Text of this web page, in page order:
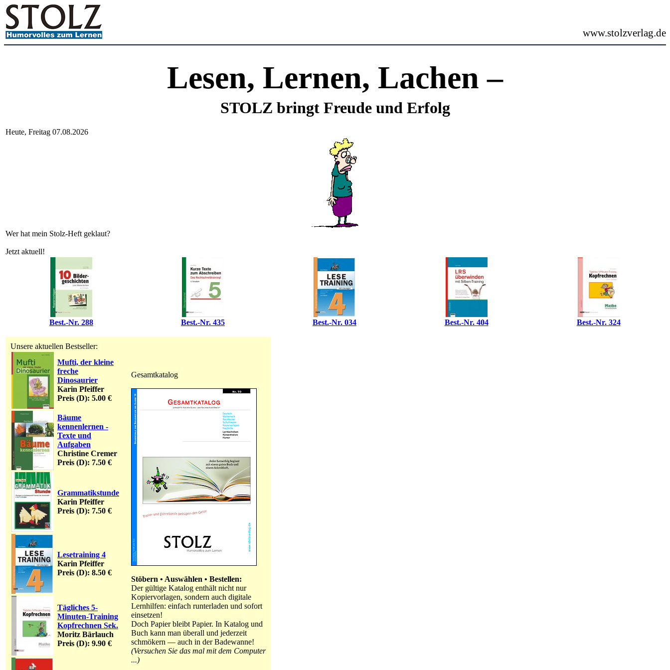
www.stolzverlag.de
Lesen, Lernen, Lachen –
STOLZ bringt Freude und Erfolg
Heute, Freitag 07.08.2026
Wer hat mein Stolz-Heft geklaut?
Jetzt aktuell!
Best.-Nr. 288 Best.-Nr. 435 Best.-Nr. 034 Best.-Nr. 404 Best.-Nr. 324
Unsere aktuellen Bestseller:
Mufti, der kleine
freche
Dinosaurier
Karin Pfeiffer
Preis (D): 5.00 €
Bäume
kennenlernen -
Texte und
Aufgaben
Christine Cremer
Preis (D): 7.50 €
Grammatikstunde
Karin Pfeiffer
Preis (D): 7.50 €
Lesetraining 4
Karin Pfeiffer
Preis (D): 8.50 €
Tägliches 5-
Minuten-Training
Kopfrechnen Sek.
Moritz Bärlauch
Preis (D): 9.90 €
Gesamtkatalog
Stöbern • Auswählen • Bestellen:
Der gültige Katalog enthält nicht nur
Kopiervorlagen, sondern auch digitale
Lernhilfen: einfach runterladen und sofort
einsetzen!
Doch Papier bleibt Papier. In Katalog und
Buch kann man überall und jederzeit
schmökern — auch in der Badewanne!
(Versuchen Sie das mal mit dem Computer
...)